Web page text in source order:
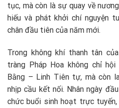
tục, mà còn là sự quay về
hiếu và phát khởi chí nguyện
chân đầu tiên của năm mới.
Trong không khí thanh tân
tràng Pháp Hoa không chỉ
Bằng – Linh Tiên tự, mà còn
nhịp cầu kết nối. Nhân ngày
chức buổi sinh hoạt trực